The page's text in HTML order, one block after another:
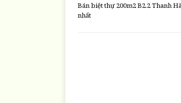
Bán biệt thự 200m2 B2.2 Thanh
nhất